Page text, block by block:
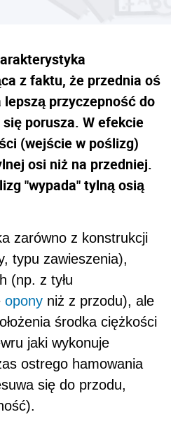
z faktu, że przednia oś
przyczepność do
porusza. W efekcie
(wejście w poślizg)
osi niż na przedniej.
"wypada" tylną osią
zarówno z konstrukcji
typu zawieszenia),
(np. z tyłu
opony niż z przodu), ale
środka ciężkości
jaki wykonuje
ostrego hamowania
się do przodu,